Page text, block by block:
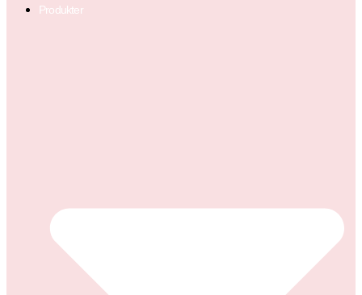
Produkter